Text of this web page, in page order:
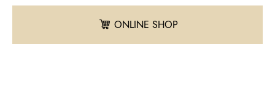
ONLINE SHOP